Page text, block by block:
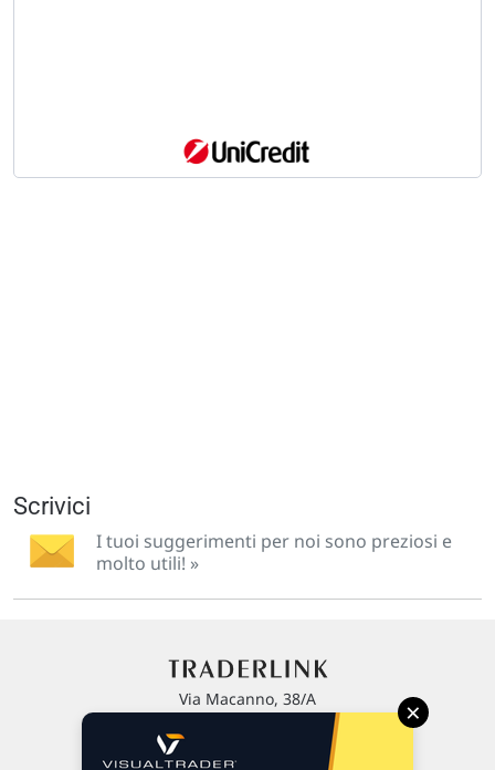
Scrivici
I tuoi suggerimenti per noi sono preziosi e
molto utili! »
Via Macanno, 38/A
P.IVA 02 452 460 401
×